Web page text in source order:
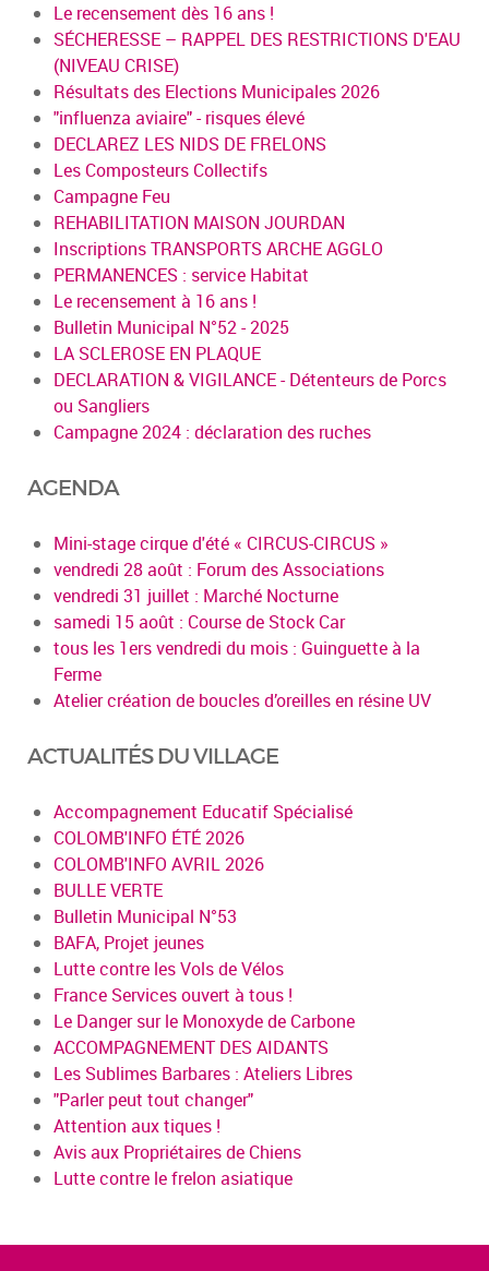
Le recensement dès 16 ans !
SÉCHERESSE – RAPPEL DES RESTRICTIONS D'EAU
(NIVEAU CRISE)
Résultats des Elections Municipales 2026
"influenza aviaire" - risques élevé
DECLAREZ LES NIDS DE FRELONS
Les Composteurs Collectifs
Campagne Feu
REHABILITATION MAISON JOURDAN
Inscriptions TRANSPORTS ARCHE AGGLO
PERMANENCES : service Habitat
Le recensement à 16 ans !
Bulletin Municipal N°52 - 2025
LA SCLEROSE EN PLAQUE
DECLARATION & VIGILANCE - Détenteurs de Porcs
ou Sangliers
Campagne 2024 : déclaration des ruches
AGENDA
Mini-stage cirque d'été « CIRCUS-CIRCUS »
vendredi 28 août : Forum des Associations
vendredi 31 juillet : Marché Nocturne
samedi 15 août : Course de Stock Car
tous les 1ers vendredi du mois : Guinguette à la
Ferme
Atelier création de boucles d’oreilles en résine UV
ACTUALITÉS DU VILLAGE
Accompagnement Educatif Spécialisé
COLOMB'INFO ÉTÉ 2026
COLOMB'INFO AVRIL 2026
BULLE VERTE
Bulletin Municipal N°53
BAFA, Projet jeunes
Lutte contre les Vols de Vélos
France Services ouvert à tous !
Le Danger sur le Monoxyde de Carbone
ACCOMPAGNEMENT DES AIDANTS
Les Sublimes Barbares : Ateliers Libres
"Parler peut tout changer"
Attention aux tiques !
Avis aux Propriétaires de Chiens
Lutte contre le frelon asiatique